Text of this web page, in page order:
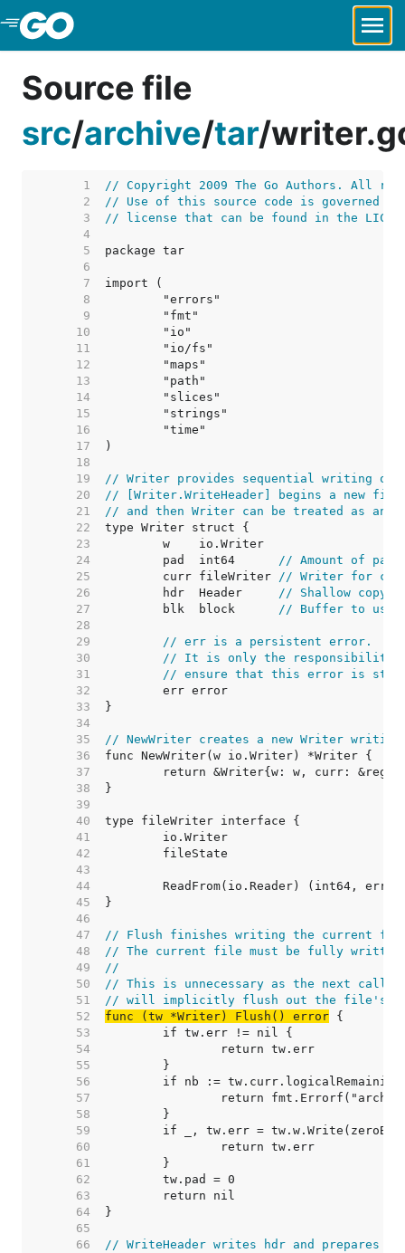
Skip to Main Content
Source file
src/archive/tar/
     1
// Copyright 2009 The Go Authors. All
     2
// Use of this source code is governed by
     3
// license that can be found in the
     4
     5
     6
     7
     8
     9
    10
    11
    12
    13
    14
    15
    16
    17
    18
    19
// Writer provides sequential writing of
    20
// [Writer.WriteHeader] begins a new
    21
// and then Writer can be treated as
    22
    23
    24
	pad  int64
// Amount of
    25
	curr fileWriter
// Writer for
    26
	hdr  Header
// Shallow copy
    27
	blk  block
// Buffer to use
    28
    29
// err is a persistent error.
    30
// It is only the responsibility of
    31
// ensure that this error is
    32
    33
    34
    35
// NewWriter creates a new Writer
    36
    37
    38
    39
    40
    41
    42
    43
    44
    45
    46
    47
// Flush finishes writing the current
    48
// The current file must be fully written
    49
//
    50
// This is unnecessary as the next call
    51
// will implicitly flush out the file's
    52
func (tw *Writer) Flush() error
    53
    54
    55
    56
    57
    58
    59
    60
    61
    62
    63
    64
    65
    66
// WriteHeader writes hdr and prepares